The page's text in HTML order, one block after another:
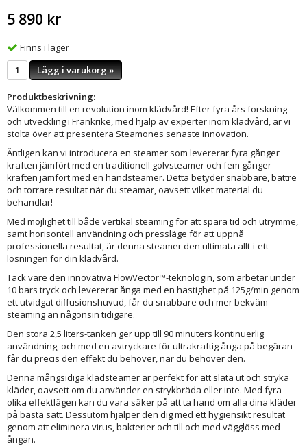
5 890 kr
Finns i lager
Lägg i varukorg »
Produktbeskrivning:
Välkommen till en revolution inom klädvård! Efter fyra års forskning
och utveckling i Frankrike, med hjälp av experter inom klädvård, är vi
stolta över att presentera Steamones senaste innovation.
Äntligen kan vi introducera en steamer som levererar fyra gånger
kraften jämfört med en traditionell golvsteamer och fem gånger
kraften jämfört med en handsteamer. Detta betyder snabbare, bättre
och torrare resultat när du steamar, oavsett vilket material du
behandlar!
Med möjlighet till både vertikal steaming för att spara tid och utrymme,
samt horisontell användning och pressläge för att uppnå
professionella resultat, är denna steamer den ultimata allt-i-ett-
lösningen för din klädvård.
Tack vare den innovativa FlowVector™-teknologin, som arbetar under
10 bars tryck och levererar ånga med en hastighet på 125g/min genom
ett utvidgat diffusionshuvud, får du snabbare och mer bekväm
steaming än någonsin tidigare.
Den stora 2,5 liters-tanken ger upp till 90 minuters kontinuerlig
användning, och med en avtryckare för ultrakraftig ånga på begäran
får du precis den effekt du behöver, när du behöver den.
Denna mångsidiga klädsteamer är perfekt för att släta ut och stryka
kläder, oavsett om du använder en strykbräda eller inte. Med fyra
olika effektlägen kan du vara säker på att ta hand om alla dina kläder
på bästa sätt. Dessutom hjälper den dig med ett hygiensikt resultat
genom att eliminera virus, bakterier och till och med vägglöss med
ångan.